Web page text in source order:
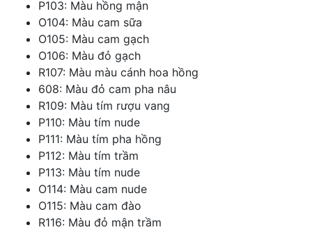
P103: Màu hồng mận
O104: Màu cam sữa
O105: Màu cam gạch
O106: Màu đỏ gạch
R107: Màu màu cánh hoa hồng
608: Màu đỏ cam pha nâu
R109: Màu tím rượu vang
P110: Màu tím nude
P111: Màu tím pha hồng
P112: Màu tím trầm
P113: Màu tím nude
O114: Màu cam nude
O115: Màu cam đào
R116: Màu đỏ mận trầm